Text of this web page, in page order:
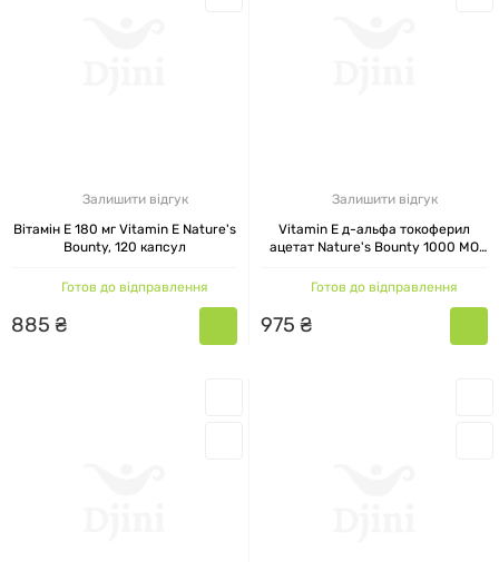
Залишити відгук
Вітамін Е 180 мг Vitamin Е Nature's
Bounty, 120 капсул
Готов до відправлення
885 ₴
Залишити відгук
Vitamin E д-альфа токоферил
ацетат Nature's Bounty 1000 МО
Готов до відправлення
975 ₴